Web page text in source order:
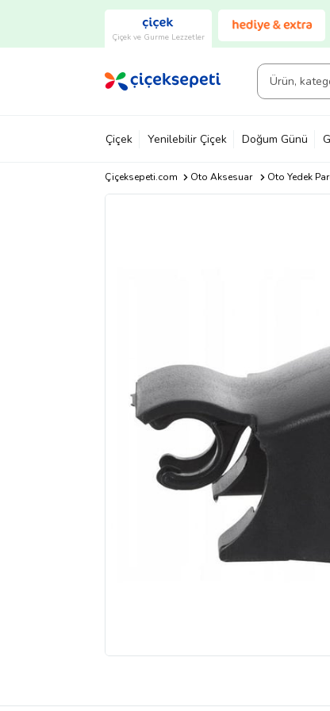
Çiçek ve Gurme Lezzetler
Çiçek Yenilebilir Çiçek Doğum Günü
Çiçeksepeti.com Oto Aksesuar Oto Yedek